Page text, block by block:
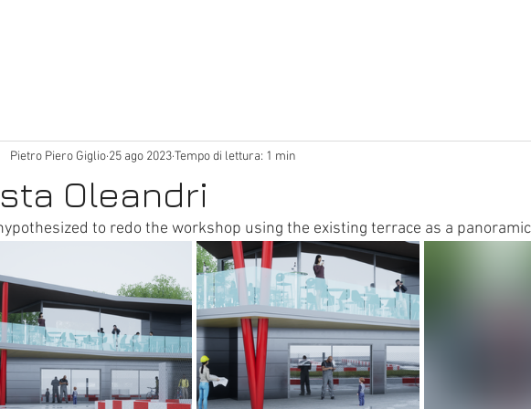
Oleandri
Pietro Piero Giglio 25 ago 2023Tempo di lettura: 1 min
to redo the workshop using the existing terrace as a